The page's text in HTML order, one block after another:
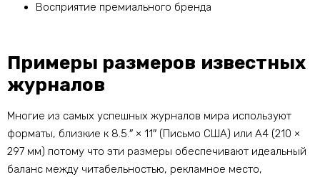
Восприятие премиального бренда
Примеры размеров известных
журналов
Многие из самых успешных журналов мира используют
форматы, близкие к 8.5.″ × 11″ (Письмо США) или А4 (210 ×
297 мм) потому что эти размеры обеспечивают идеальный
баланс между читабельностью, рекламное место,